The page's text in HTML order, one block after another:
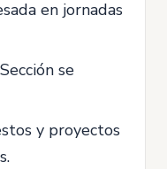
en jornadas
se
y proyectos